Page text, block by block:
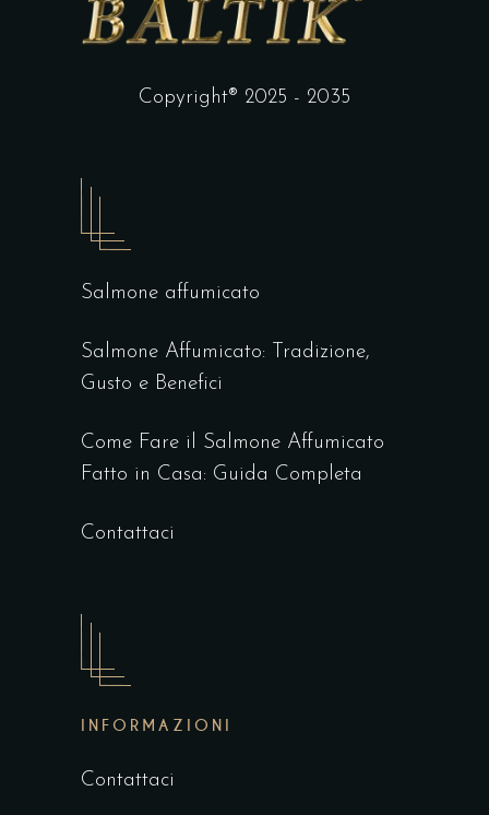
Copyright® 2025 - 2035
Salmone affumicato
Salmone Affumicato: Tradizione,
Gusto e Benefici
Come Fare il Salmone Affumicato
Fatto in Casa: Guida Completa
Contattaci
INFORMAZIONI
Contattaci